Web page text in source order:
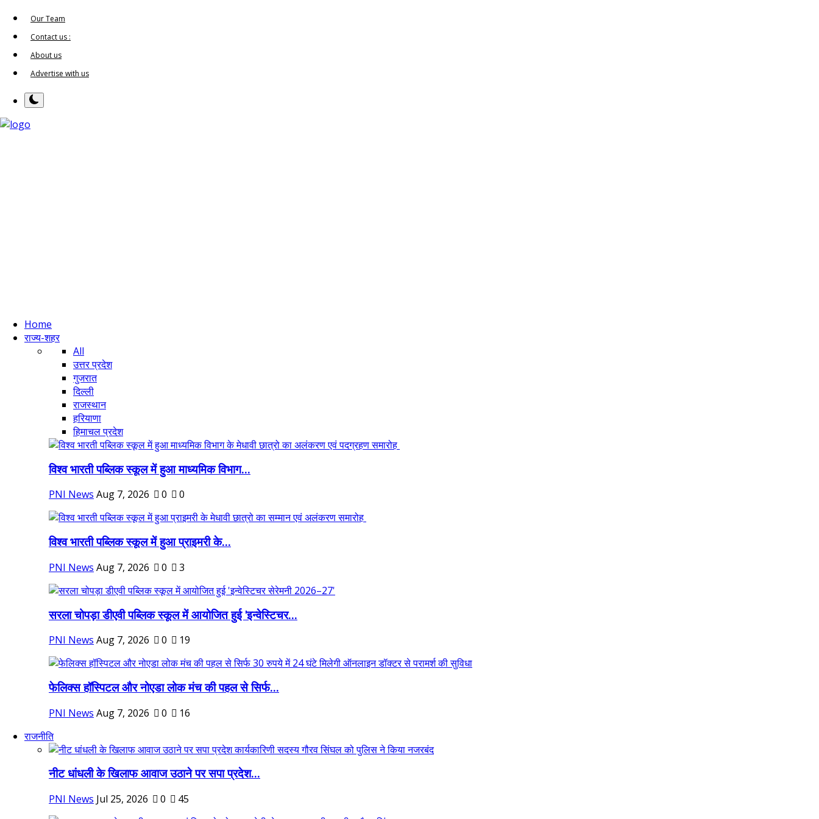
Our Team
Contact us :
About us
Advertise with us
Home
राज्य-शहर
All
उत्तर प्रदेश
गुजरात
दिल्ली
राजस्थान
हरियाणा
हिमाचल प्रदेश
विश्व भारती पब्लिक स्कूल में हुआ माध्यमिक विभाग...
PNI News Aug 7, 2026 0 0
विश्व भारती पब्लिक स्कूल में हुआ प्राइमरी के...
PNI News Aug 7, 2026 0 3
सरला चोपड़ा डीएवी पब्लिक स्कूल में आयोजित हुई 'इन्वेस्टिचर...
PNI News Aug 7, 2026 0 19
फेलिक्स हॉस्पिटल और नोएडा लोक मंच की पहल से सिर्फ...
PNI News Aug 7, 2026 0
16
राजनीति
नीट धांधली के खिलाफ आवाज उठाने पर सपा प्रदेश...
PNI News Jul 25, 2026 0 45